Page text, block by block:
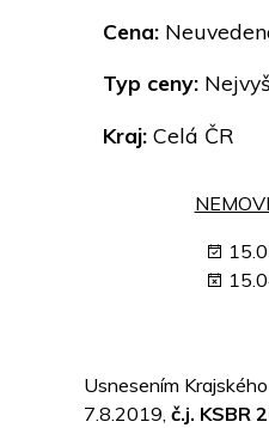
Cena:
Typ ceny:
Kraj: Celá ČR
Usnesením
7.8.2019, č.j. KSBR